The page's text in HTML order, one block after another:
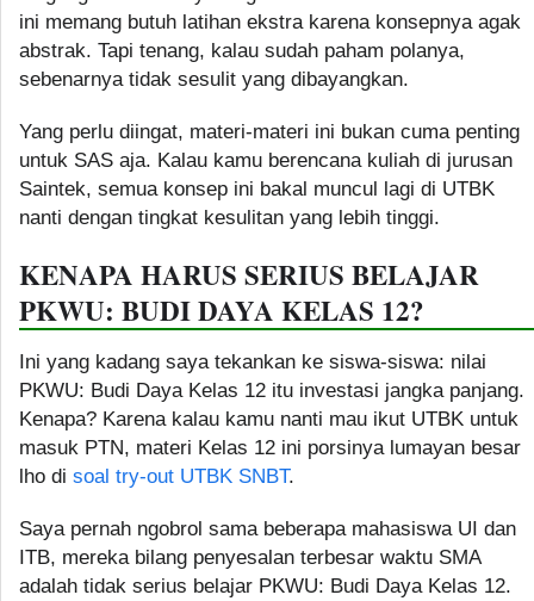
ini memang butuh latihan ekstra karena konsepnya agak
abstrak. Tapi tenang, kalau sudah paham polanya,
sebenarnya tidak sesulit yang dibayangkan.
Yang perlu diingat, materi-materi ini bukan cuma penting
untuk SAS aja. Kalau kamu berencana kuliah di jurusan
Saintek, semua konsep ini bakal muncul lagi di UTBK
nanti dengan tingkat kesulitan yang lebih tinggi.
KENAPA HARUS SERIUS BELAJAR
PKWU: BUDI DAYA KELAS 12?
Ini yang kadang saya tekankan ke siswa-siswa: nilai
PKWU: Budi Daya Kelas 12 itu investasi jangka panjang.
Kenapa? Karena kalau kamu nanti mau ikut UTBK untuk
masuk PTN, materi Kelas 12 ini porsinya lumayan besar
lho di soal try-out UTBK SNBT.
Saya pernah ngobrol sama beberapa mahasiswa UI dan
ITB, mereka bilang penyesalan terbesar waktu SMA
adalah tidak serius belajar PKWU: Budi Daya Kelas 12.